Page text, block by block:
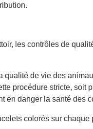
les contrôles de
qualité de vie des
procédure stricte, soit
en danger la santé des
colorés sur chaque